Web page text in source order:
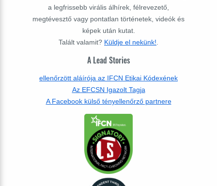
a legfrissebb virális álhírek, félrevezető,
megtévesztő vagy pontatlan történetek, videók és
képek után kutat.
Talált valamit? Küldje el nekünk!
A Lead Stories
ellenőrzött aláírója az IFCN Etikai Kódexének
Az EFCSN Igazolt Tagja
A Facebook külső tényellenőrző partnere